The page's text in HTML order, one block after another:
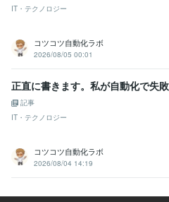
IT・テクノロジー
コツコツ自動化ラボ
2026/08/05 00:01
正直に書きます。私が自動化で失
記事
IT・テクノロジー
コツコツ自動化ラボ
2026/08/04 14:19